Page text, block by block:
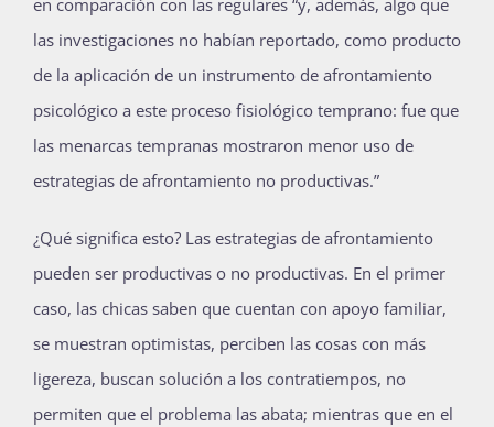
en comparación con las regulares “y, además, algo que
las investigaciones no habían reportado, como producto
de la aplicación de un instrumento de afrontamiento
psicológico a este proceso fisiológico temprano: fue que
las menarcas tempranas mostraron menor uso de
estrategias de afrontamiento no productivas.”
¿Qué significa esto? Las estrategias de afrontamiento
pueden ser productivas o no productivas. En el primer
caso, las chicas saben que cuentan con apoyo familiar,
se muestran optimistas, perciben las cosas con más
ligereza, buscan solución a los contratiempos, no
permiten que el problema las abata; mientras que en el